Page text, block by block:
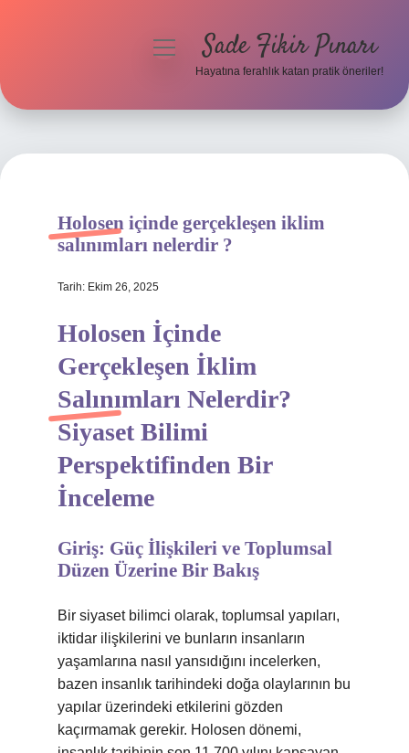
Hakkımızda
menüyüSade Fikir Pınarı
Hayatına ferahlık katan pratik öneriler!
Holosen içinde gerçekleşen iklim
salınımları nelerdir ?
Tarih: Ekim 26, 2025
Holosen İçinde
Gerçekleşen İklim
Salınımları Nelerdir?
Siyaset Bilimi
Perspektifinden Bir
İnceleme
Giriş: Güç İlişkileri ve Toplumsal
Düzen Üzerine Bir Bakış
Bir siyaset bilimci olarak, toplumsal yapıları,
iktidar ilişkilerini ve bunların insanların
yaşamlarına nasıl yansıdığını incelerken,
bazen insanlık tarihindeki doğa olaylarının bu
yapılar üzerindeki etkilerini gözden
kaçırmamak gerekir. Holosen dönemi,